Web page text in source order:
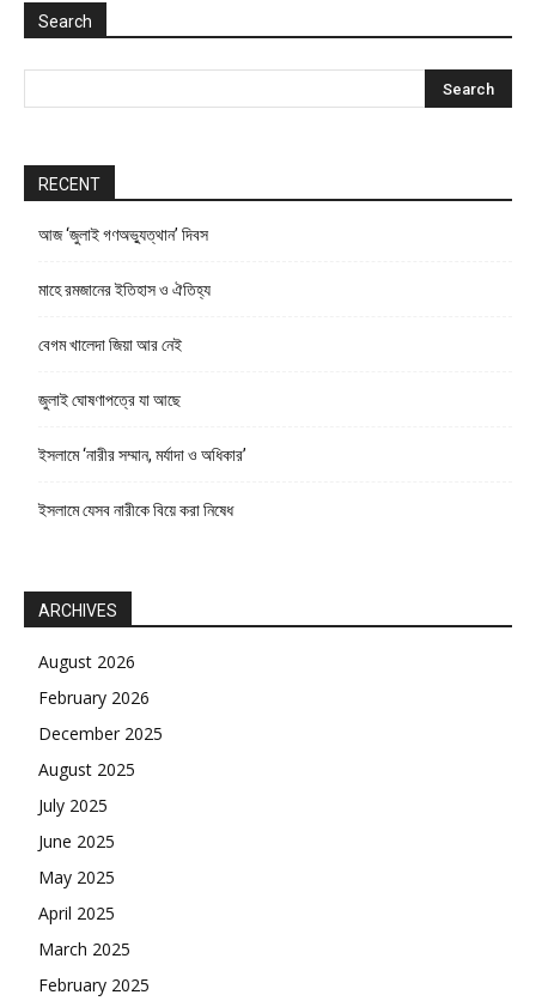
Search
RECENT
আজ ‘জুলাই গণঅভ্যুত্থান’ দিবস
মাহে রমজানের ইতিহাস ও ঐতিহ্য
বেগম খালেদা জিয়া আর নেই
জুলাই ঘোষণাপত্রে যা আছে
ইসলামে ‘নারীর সম্মান, মর্যাদা ও অধিকার’
ইসলামে যেসব নারীকে বিয়ে করা নিষেধ
ARCHIVES
August 2026
February 2026
December 2025
August 2025
July 2025
June 2025
May 2025
April 2025
March 2025
February 2025